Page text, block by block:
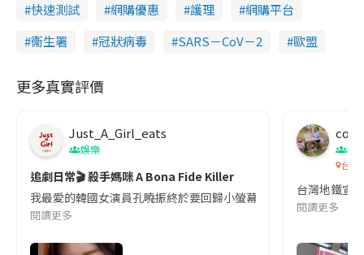
快速測試
網購優惠 護理
網購平台
衞生署
冠狀病毒 SARS－CoV－2 歐盟
更多真實評價
Just_A_Girl_eats
娛樂
追劇日常🎬 殺手媽咪 A Bona Fide Killer
我最愛的韓國女演員孔曉振終於要回歸小螢幕啦!這次的劇本改編
閱讀更多
co
吹
台灣
台灣地鐵宣
閱讀更多